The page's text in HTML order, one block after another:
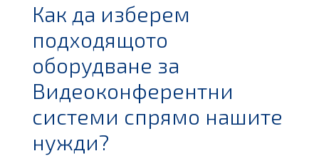
Как да изберем
подходящото
оборудване за
Видеоконферентни
системи спрямо нашите
нужди?